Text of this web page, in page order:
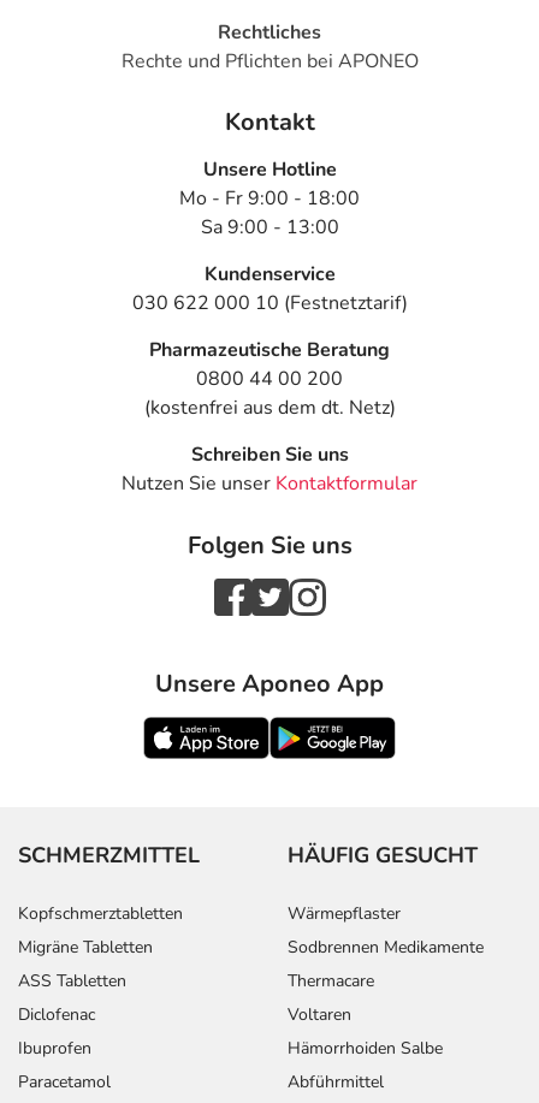
Rechtliches
Rechte und Pflichten bei APONEO
Kontakt
Unsere Hotline
Mo - Fr 9:00 - 18:00
Sa 9:00 - 13:00
Kundenservice
030 622 000 10 (Festnetztarif)
Pharmazeutische Beratung
0800 44 00 200
(kostenfrei aus dem dt. Netz)
Schreiben Sie uns
Nutzen Sie unser Kontaktformular
Folgen Sie uns
Unsere Aponeo App
SCHMERZMITTEL
Kopfschmerztabletten
Migräne Tabletten
ASS Tabletten
Diclofenac
Ibuprofen
Paracetamol
HÄUFIG GESUCHT
Wärmepflaster
Sodbrennen Medikamente
Thermacare
Voltaren
Hämorrhoiden Salbe
Abführmittel